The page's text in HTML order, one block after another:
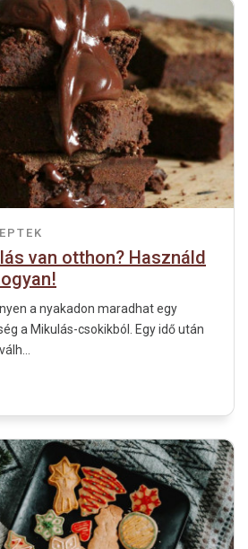
van otthon? Használd
a nyakadon maradhat egy
a Mikulás-csokikból. Egy idő után